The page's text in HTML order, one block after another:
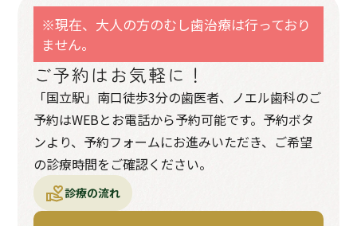
※現在、大人の方のむし歯治療は行っており
ません。
ご予約はお気軽に！
「国立駅」南口徒歩3分の歯医者、ノエル歯科のご
予約はWEBとお電話から予約可能です。予約ボタ
ンより、予約フォームにお進みいただき、ご希望
の診療時間をご確認ください。
診療の流れ